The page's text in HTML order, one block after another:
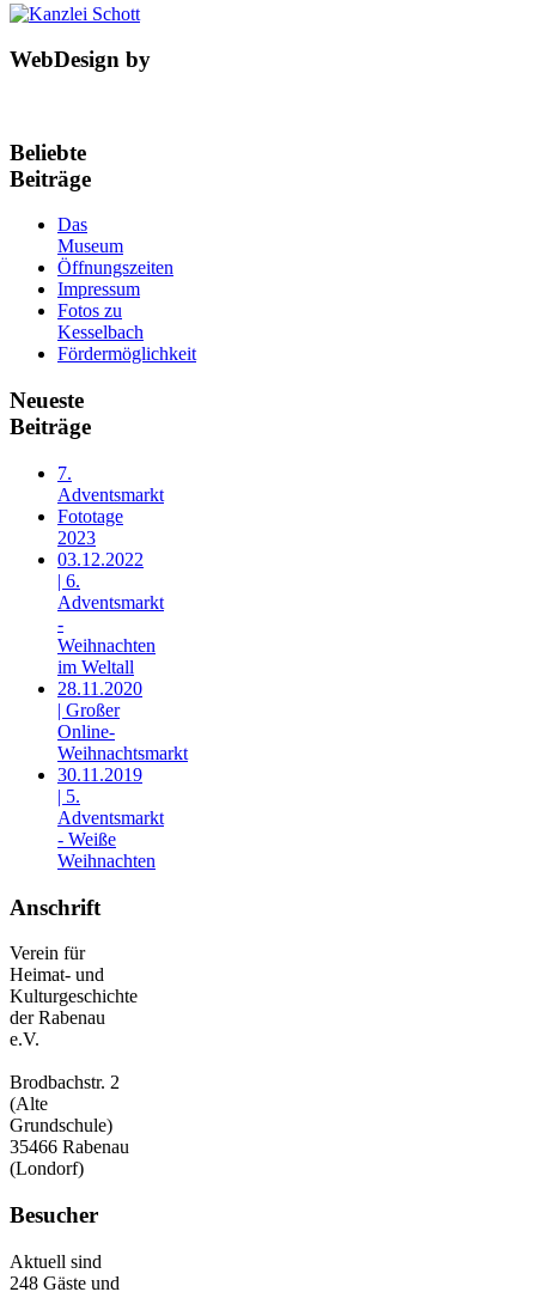
WebDesign by
Beliebte
Beiträge
Das
Museum
Öffnungszeiten
Impressum
Fotos zu
Kesselbach
Fördermöglichkeit
Neueste
Beiträge
7.
Adventsmarkt
Fototage
2023
03.12.2022
| 6.
Adventsmarkt
-
Weihnachten
im Weltall
28.11.2020
| Großer
Online-
Weihnachtsmarkt
30.11.2019
| 5.
Adventsmarkt
- Weiße
Weihnachten
Anschrift
Verein für
Heimat- und
Kulturgeschichte
der Rabenau
e.V.
Brodbachstr. 2
(Alte
Grundschule)
35466 Rabenau
(Londorf)
Besucher
Aktuell sind
248 Gäste und